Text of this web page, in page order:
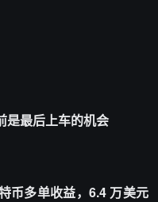
是最后上车的机会
币多单收益，6.4 万美元